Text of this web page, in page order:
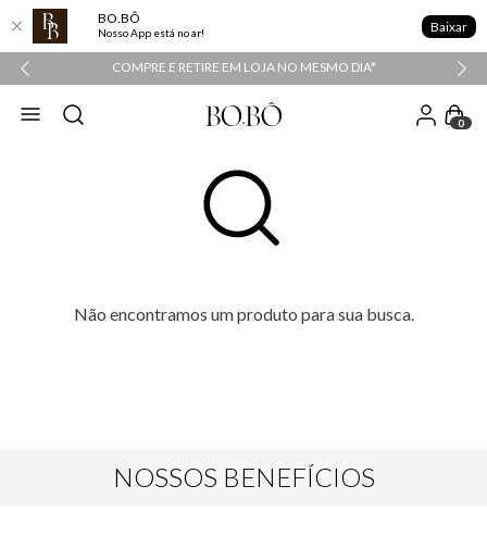
BO.BÔ
Nosso App está no ar! Baixar
COMPRE E RETIRE EM LOJA NO MESMO DIA*
0
Não encontramos um produto para sua busca.
NOSSOS BENEFÍCIOS